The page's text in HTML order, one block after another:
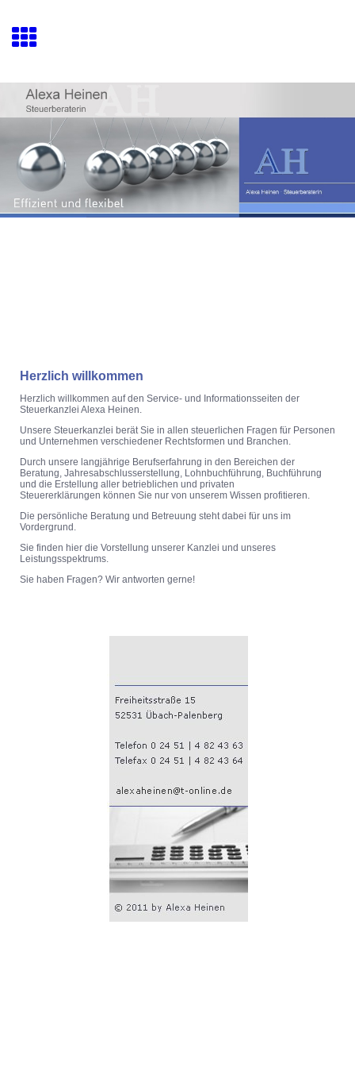
Herzlich willkommen
Herzlich willkommen auf den Service- und Informationsseiten der
Steuerkanzlei Alexa Heinen.
Unsere Steuerkanzlei berät Sie in allen steuerlichen Fragen für Personen
und Unternehmen verschiedener Rechtsformen und Branchen.
Durch unsere langjährige Berufserfahrung in den Bereichen der
Beratung, Jahresabschlusserstellung, Lohnbuchführung, Buchführung
und die Erstellung aller betrieblichen und privaten
Steuererklärungen können Sie nur von unserem Wissen profitieren.
Die persönliche Beratung und Betreuung steht dabei für uns im
Vordergrund.
Sie finden hier die Vorstellung unserer Kanzlei und unseres
Leistungsspektrums.
Sie haben Fragen? Wir antworten gerne!